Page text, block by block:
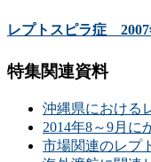
レプトスピラ症 2007
特集関連資料
沖縄県における
2014年8～9月に
市場関連のレプ